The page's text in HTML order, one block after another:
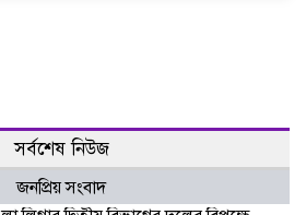
সর্বশেষ নিউজ
জনপ্রিয় সংবাদ